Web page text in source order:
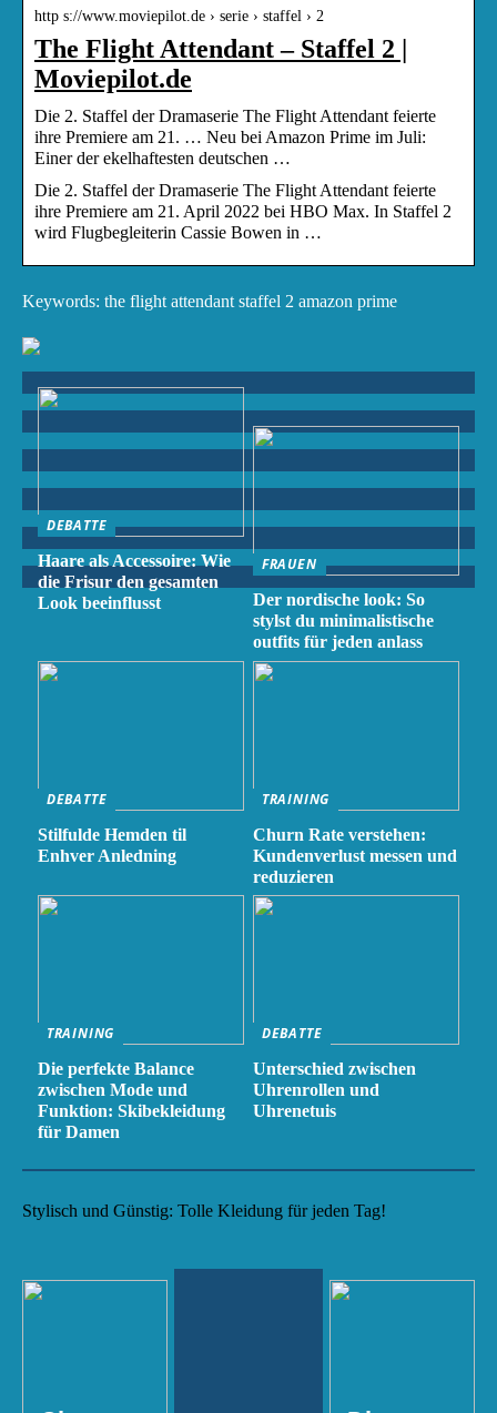
http s://www.moviepilot.de › serie › staffel › 2
The Flight Attendant – Staffel 2 |
Moviepilot.de
Die 2. Staffel der Dramaserie The Flight Attendant feierte
ihre Premiere am 21. … Neu bei Amazon Prime im Juli:
Einer der ekelhaftesten deutschen …
Die 2. Staffel der Dramaserie The Flight Attendant feierte
ihre Premiere am 21. April 2022 bei HBO Max. In Staffel 2
wird Flugbegleiterin Cassie Bowen in …
Keywords: the flight attendant staffel 2 amazon prime
DEBATTE
Haare als Accessoire: Wie
die Frisur den gesamten
Look beeinflusst
FRAUEN
Der nordische look: So
stylst du minimalistische
outfits für jeden anlass
DEBATTE
Stilfulde Hemden til
Enhver Anledning
TRAINING
Churn Rate verstehen:
Kundenverlust messen und
reduzieren
TRAINING
Die perfekte Balance
zwischen Mode und
Funktion: Skibekleidung
für Damen
DEBATTE
Unterschied zwischen
Uhrenrollen und
Uhrenetuis
Stylisch und Günstig: Tolle Kleidung für jeden Tag!